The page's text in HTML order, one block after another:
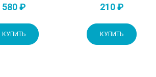
580 ₽
КУПИТЬ
210 ₽
КУПИТЬ